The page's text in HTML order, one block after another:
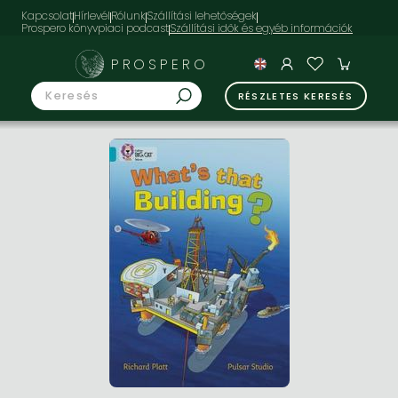
KapcsolatHírlevélRólunkSzállítási lehetőségek
Prospero könyvpiaci podcast
PROSPERO
RÉSZLETES KERESÉS